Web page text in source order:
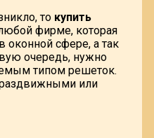
то купить
фирме, которая
оконной сфере, а так
очередь, нужно
типом решеток.
или